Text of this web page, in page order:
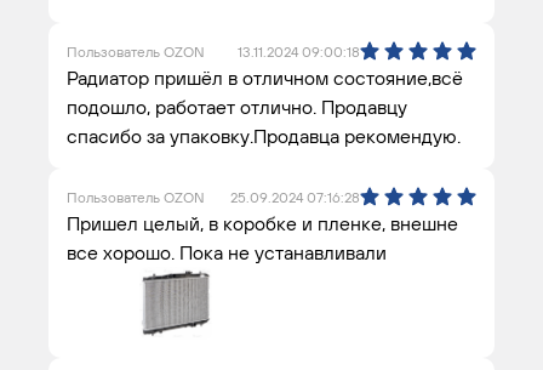
Пользователь OZON 13.11.2024 09:00:18
Радиатор пришёл в отличном состояние,всё
подошло, работает отлично. Продавцу
спасибо за упаковку.Продавца рекомендую.
Пользователь OZON 25.09.2024 07:16:28
Пришел целый, в коробке и пленке, внешне
все хорошо. Пока не устанавливали